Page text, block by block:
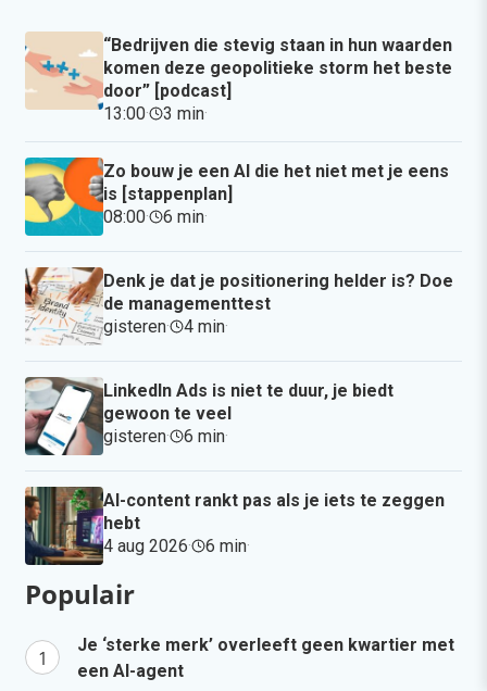
“Bedrijven die stevig staan in hun waarden
komen deze geopolitieke storm het beste
door” [podcast]
13:00· 3 min·
Zo bouw je een AI die het niet met je eens
is [stappenplan]
08:00· 6 min·
Denk je dat je positionering helder is? Doe
de managementtest
gisteren· 4 min·
LinkedIn Ads is niet te duur, je biedt
gewoon te veel
gisteren· 6 min·
AI-content rankt pas als je iets te zeggen
hebt
4 aug 2026· 6 min·
Populair
Je ‘sterke merk’ overleeft geen kwartier met
een AI-agent